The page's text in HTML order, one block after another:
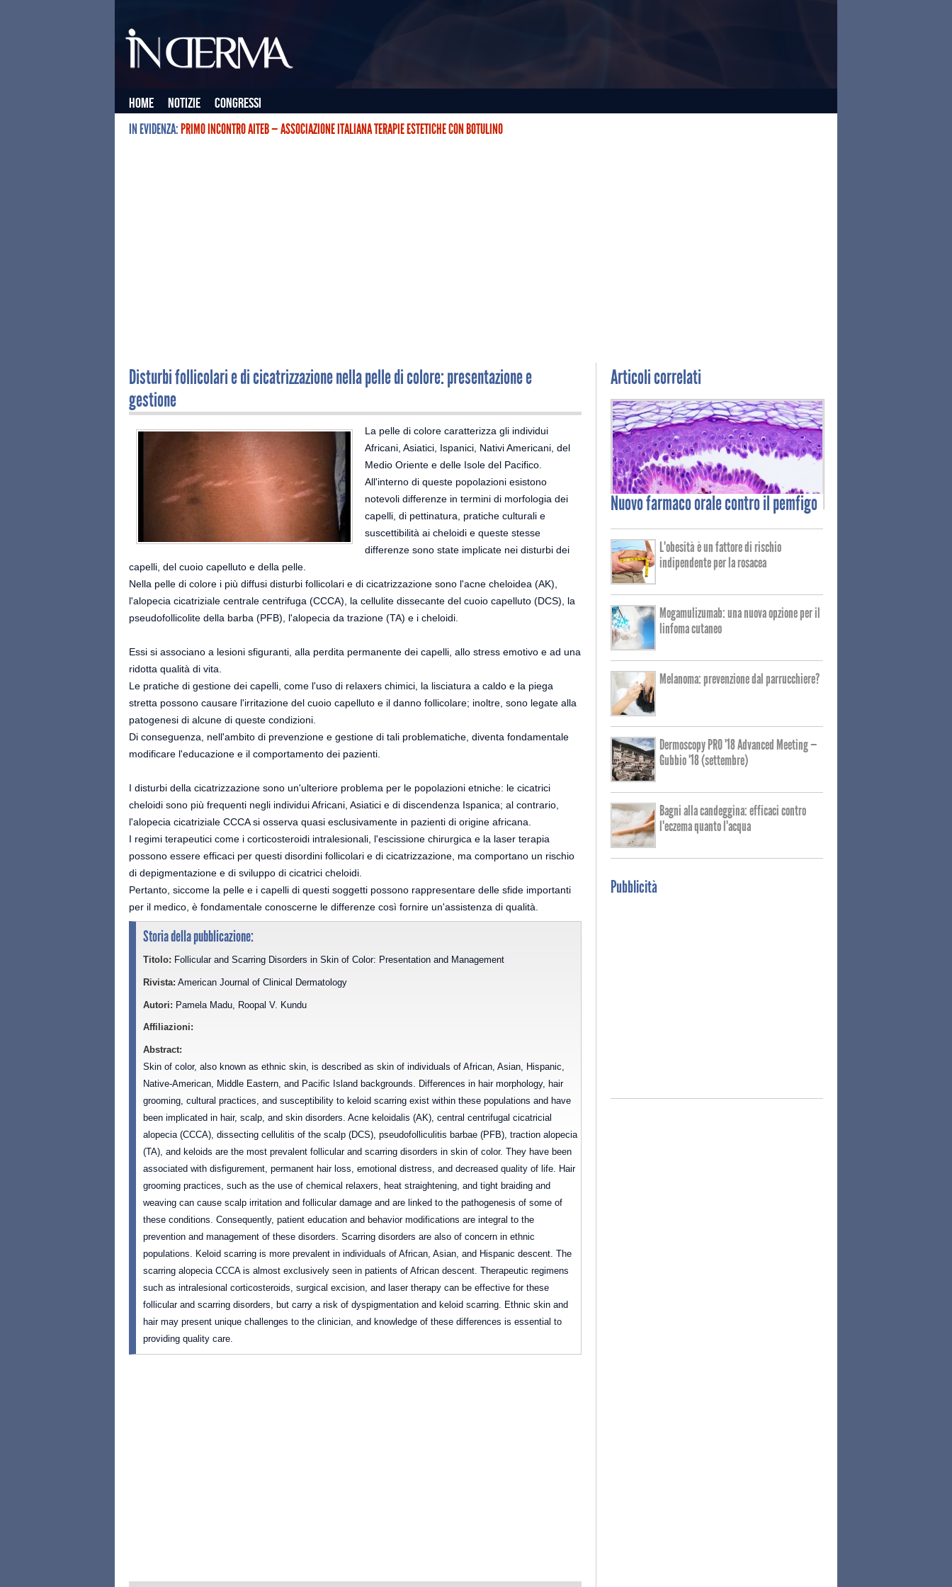
Home Notizie
Congressi
IN EVIDENZA:PRIMO INCONTRO AITEB — ASSOCIAZIONE ITALIANA TERAPIE ESTETICHE CON BOTULINO
Disturbi follicolari e di cicatrizzazione nella pelle di colore: presentazione e
gestione
La pelle di colore caratterizza gli individui
Africani, Asiatici, Ispanici, Nativi Americani, del
Medio Oriente e delle Isole del Pacifico.
All'interno di queste popolazioni esistono
notevoli differenze in termini di morfologia dei
capelli, di pettinatura, pratiche culturali e
suscettibilità ai cheloidi e queste stesse
differenze sono state implicate nei disturbi dei
capelli, del cuoio capelluto e della pelle.
Nella pelle di colore i più diffusi disturbi follicolari e di cicatrizzazione sono l'acne cheloidea (AK),
l'alopecia cicatriziale centrale centrifuga (CCCA), la cellulite dissecante del cuoio capelluto (DCS), la
pseudofollicolite della barba (PFB), l'alopecia da trazione (TA) e i cheloidi.
Essi si associano a lesioni sfiguranti, alla perdita permanente dei capelli, allo stress emotivo e ad una
ridotta qualità di vita.
Le pratiche di gestione dei capelli, come l'uso di relaxers chimici, la lisciatura a caldo e la piega
stretta possono causare l'irritazione del cuoio capelluto e il danno follicolare; inoltre, sono legate alla
patogenesi di alcune di queste condizioni.
Di conseguenza, nell'ambito di prevenzione e gestione di tali problematiche, diventa fondamentale
modificare l'educazione e il comportamento dei pazienti.
I disturbi della cicatrizzazione sono un'ulteriore problema per le popolazioni etniche: le cicatrici
cheloidi sono più frequenti negli individui Africani, Asiatici e di discendenza Ispanica; al contrario,
l'alopecia cicatriziale CCCA si osserva quasi esclusivamente in pazienti di origine africana.
I regimi terapeutici come i corticosteroidi intralesionali, l'escissione chirurgica e la laser terapia
possono essere efficaci per questi disordini follicolari e di cicatrizzazione, ma comportano un rischio
di depigmentazione e di sviluppo di cicatrici cheloidi.
Pertanto, siccome la pelle e i capelli di questi soggetti possono rappresentare delle sfide importanti
per il medico, è fondamentale conoscerne le differenze così fornire un'assistenza di qualità.
Storia della pubblicazione:
Titolo: Follicular and Scarring Disorders in Skin of Color: Presentation and Management
Rivista: American Journal of Clinical Dermatology
Autori: Pamela Madu, Roopal V. Kundu
Affiliazioni:
Abstract:
Skin of color, also known as ethnic skin, is described as skin of individuals of African, Asian, Hispanic,
Native-American, Middle Eastern, and Pacific Island backgrounds. Differences in hair morphology, hair
grooming, cultural practices, and susceptibility to keloid scarring exist within these populations and have
been implicated in hair, scalp, and skin disorders. Acne keloidalis (AK), central centrifugal cicatricial
alopecia (CCCA), dissecting cellulitis of the scalp (DCS), pseudofolliculitis barbae (PFB), traction alopecia
(TA), and keloids are the most prevalent follicular and scarring disorders in skin of color. They have been
associated with disfigurement, permanent hair loss, emotional distress, and decreased quality of life. Hair
grooming practices, such as the use of chemical relaxers, heat straightening, and tight braiding and
weaving can cause scalp irritation and follicular damage and are linked to the pathogenesis of some of
these conditions. Consequently, patient education and behavior modifications are integral to the
prevention and management of these disorders. Scarring disorders are also of concern in ethnic
populations. Keloid scarring is more prevalent in individuals of African, Asian, and Hispanic descent. The
scarring alopecia CCCA is almost exclusively seen in patients of African descent. Therapeutic regimens
such as intralesional corticosteroids, surgical excision, and laser therapy can be effective for these
follicular and scarring disorders, but carry a risk of dyspigmentation and keloid scarring. Ethnic skin and
hair may present unique challenges to the clinician, and knowledge of these differences is essential to
providing quality care.
Articoli correlati
Nuovofarmaco orale contro il pemfigo
L'obesità è un fattore di rischio
indipendente per la rosacea
Mogamulizumab: una nuova opzione per il
linfoma cutaneo
Melanoma: prevenzione dal parrucchiere?
Dermoscopy PRO '18 Advanced Meeting —
Gubbio '18 (settembre)
Bagni alla candeggina: efficaci contro
l'eczema quanto l'acqua
Pubblicità